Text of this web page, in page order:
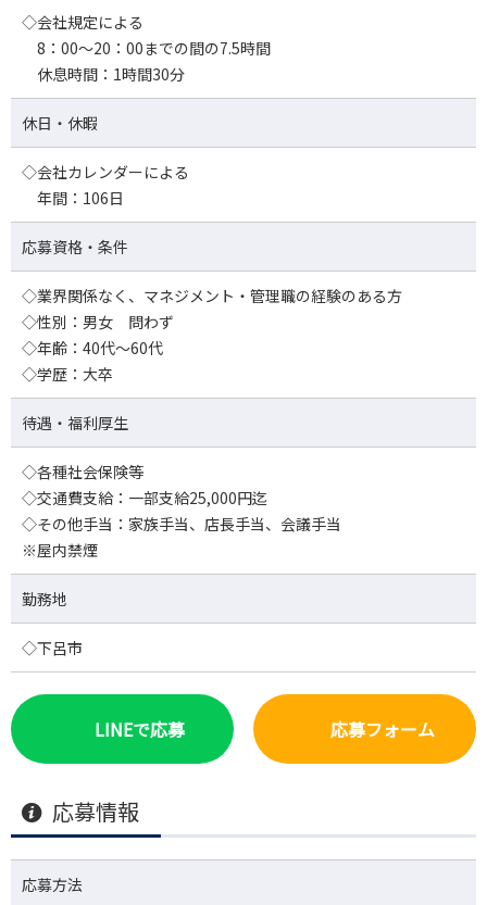
◇会社規定による
8：00～20：00までの間の7.5時間
休息時間：1時間30分
休日・休暇
◇会社カレンダーによる
年間：106日
応募資格・条件
◇業界関係なく、マネジメント・管理職の経験のある方
◇性別：男女 問わず
◇年齢：40代～60代
◇学歴：大卒
待遇・福利厚生
◇各種社会保険等
◇交通費支給：一部支給25,000円迄
◇その他手当：家族手当、店長手当、会議手当
※屋内禁煙
勤務地
◇下呂市
LINEで応募 応募フォーム
応募情報
応募方法